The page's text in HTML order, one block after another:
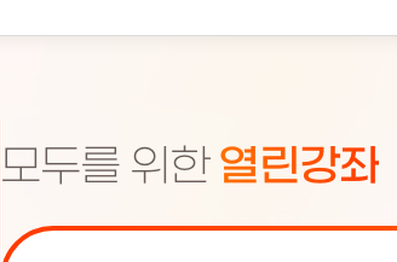
주요통계현황
모두를 위한 열린강좌